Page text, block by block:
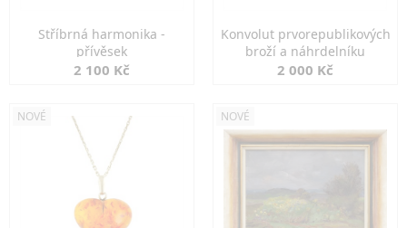
Stříbrná harmonika -
přívěsek
2 100 Kč
Konvolut prvorepublikových
broží a náhrdelníku
2 000 Kč
NOVÉ NOVÉ